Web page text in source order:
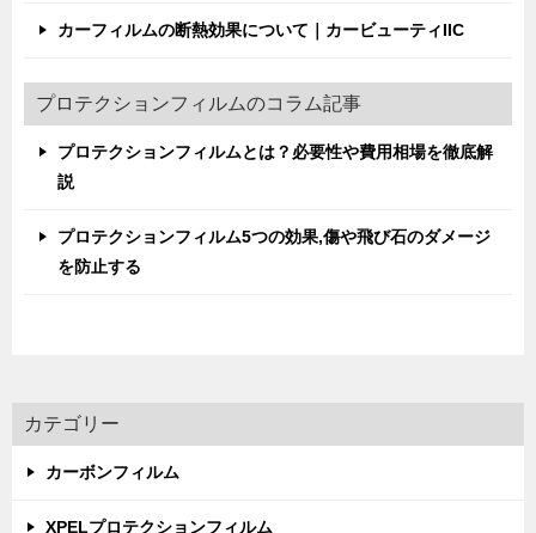
カーフィルムの断熱効果について｜カービューティIIC
プロテクションフィルムのコラム記事
プロテクションフィルムとは？必要性や費用相場を徹底解
説
プロテクションフィルム5つの効果,傷や飛び石のダメージ
を防止する
カテゴリー
カーボンフィルム
XPELプロテクションフィルム